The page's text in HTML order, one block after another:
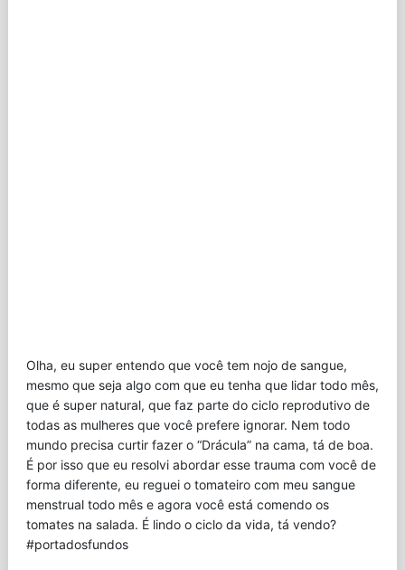
Olha, eu super entendo que você tem nojo de sangue,
mesmo que seja algo com que eu tenha que lidar todo mês,
que é super natural, que faz parte do ciclo reprodutivo de
todas as mulheres que você prefere ignorar. Nem todo
mundo precisa curtir fazer o “Drácula” na cama, tá de boa.
É por isso que eu resolvi abordar esse trauma com você de
forma diferente, eu reguei o tomateiro com meu sangue
menstrual todo mês e agora você está comendo os
tomates na salada. É lindo o ciclo da vida, tá vendo?
#portadosfundos